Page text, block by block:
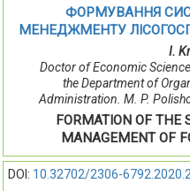
ФОРМУВАННЯ
МЕНЕДЖМЕНТУ
I.
Doctor of Economic
the Department of
Administration. M. P.
FORMATION OF THE
MANAGEMENT OF
DOI: 10.32702/2306-